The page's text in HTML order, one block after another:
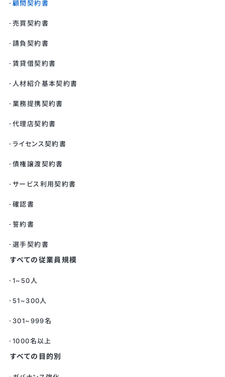
顧問契約書
売買契約書
請負契約書
賃貸借契約書
人材紹介基本契約書
業務提携契約書
代理店契約書
ライセンス契約書
債権譲渡契約書
サービス利用契約書
確認書
誓約書
選手契約書
すべての従業員規模
1~50人
51~300人
301~999名
1000名以上
すべての目的別